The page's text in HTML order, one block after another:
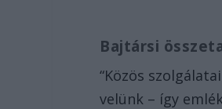
Bajtársi
“Közös
velünk – így